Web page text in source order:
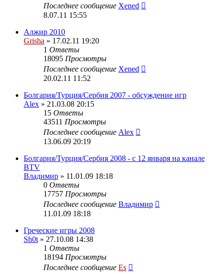
Последнее сообщение Xened
8.07.11 15:55
Алжир 2010
Grisha » 17.02.11 19:20
1 Ответы
18095 Просмотры
Последнее сообщение Xened
20.02.11 11:52
Болгария/Турция/Сербия 2007 - обсуждение игр
Alex » 21.03.08 20:15
15 Ответы
43511 Просмотры
Последнее сообщение Alex
13.06.09 20:19
Болгария/Турция/Сербия 2008 - c 12 января на канале
BTV
Владимир » 11.01.09 18:18
0 Ответы
17757 Просмотры
Последнее сообщение Владимир
11.01.09 18:18
Греческие игры 2008
Sh0t » 27.10.08 14:38
1 Ответы
18194 Просмотры
Последнее сообщение Es